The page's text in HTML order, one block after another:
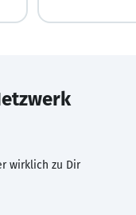
wirklich zu Dir